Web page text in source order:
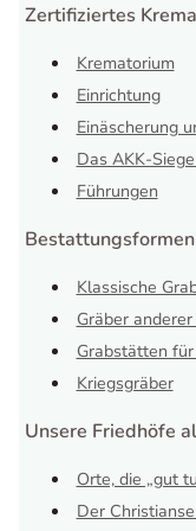
Zertifiziertes
Krematorium
Einrichtung
Einäscherung
Das AKK-
Führungen
Bestattungsformen
Klassische
Gräber
Grabstätten
Kriegsgräber
Unsere Friedhöfe
Orte, die „gut
Der